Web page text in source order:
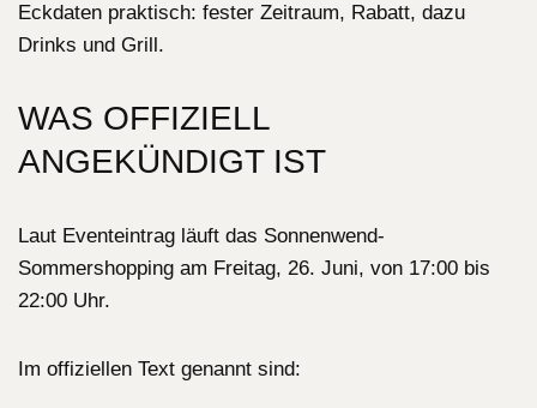
Eckdaten praktisch: fester Zeitraum, Rabatt, dazu
Drinks und Grill.
WAS OFFIZIELL
ANGEKÜNDIGT IST
Laut Eventeintrag läuft das Sonnenwend-
Sommershopping am Freitag, 26. Juni, von 17:00 bis
22:00 Uhr.
Im offiziellen Text genannt sind: